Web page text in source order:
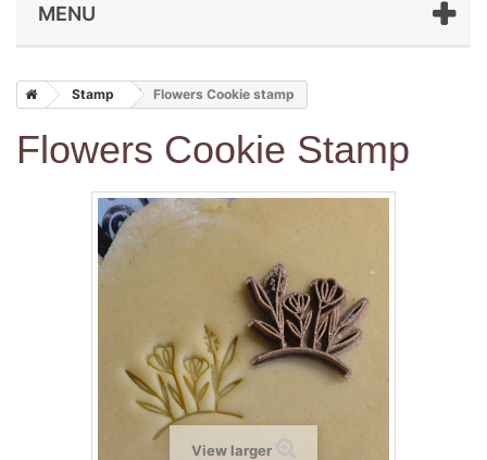
MENU
Stamp Flowers Cookie stamp
Flowers Cookie Stamp
View larger